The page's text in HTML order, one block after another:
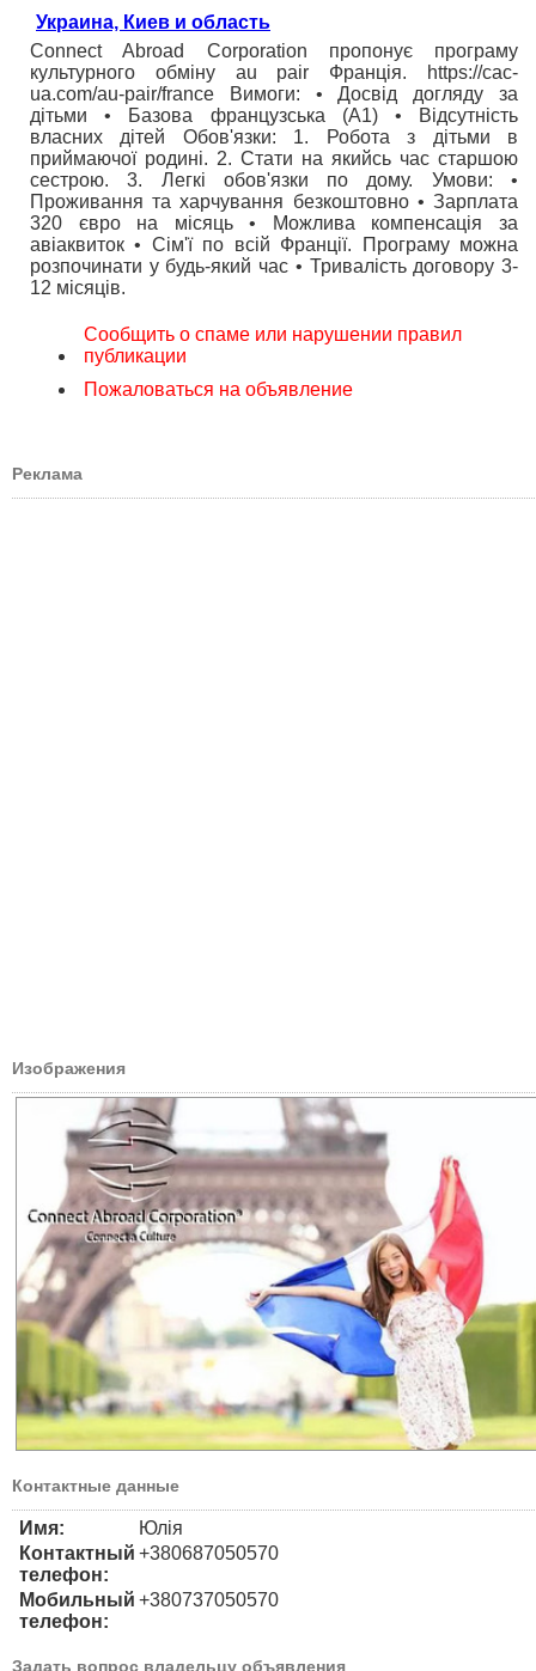
Украина, Киев и область
Connect Abroad Corporation пропонує програму
культурного обміну au pair Франція. https://cac-
ua.com/au-pair/france Вимоги: • Досвід догляду за
дітьми • Базова французська (А1) • Відсутність
власних дітей Обов'язки: 1. Робота з дітьми в
приймаючої родині. 2. Стати на якийсь час старшою
сестрою. 3. Легкі обов'язки по дому. Умови: •
Проживання та харчування безкоштовно • Зарплата
320 євро на місяць • Можлива компенсація за
авіаквиток • Сім'ї по всій Франції. Програму можна
розпочинати у будь-який час • Тривалість договору 3-
12 місяців.
Сообщить о спаме или нарушении правил
публикации
Пожаловаться на объявление
Реклама
Изображения
Контактные данные
Имя:
Юлія
Контактный
телефон:
+380687050570
Мобильный
телефон:
+380737050570
Задать вопрос владельцу объявления